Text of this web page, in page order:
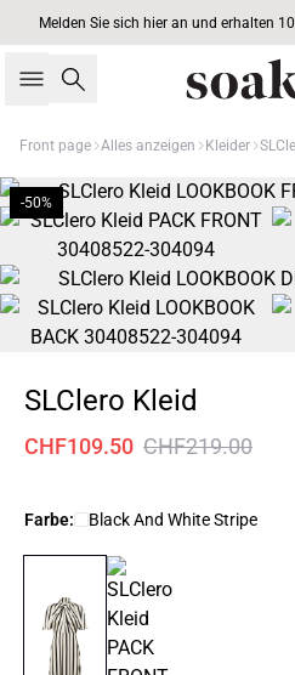
Melden Sie sich hier an und erhalten
Suche
Front page Alles anzeigen Kleider
-50%
SLClero Kleid
CHF109.50 CHF219.00
Farbe: Black And White Stripe